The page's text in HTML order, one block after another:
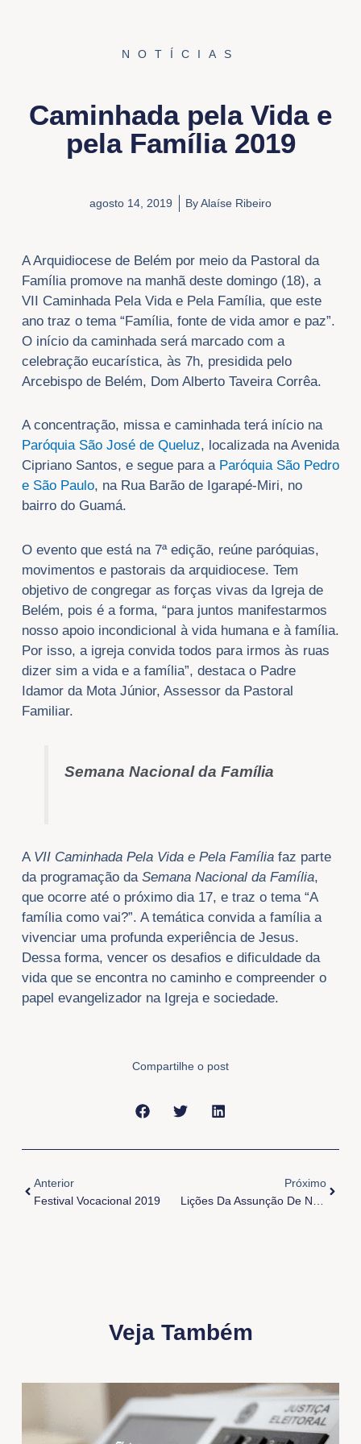
NOTÍCIAS
Caminhada pela Vida e
pela Família 2019
agosto 14, 2019 ByAlaíse Ribeiro
A Arquidiocese de Belém por meio da Pastoral da
Família promove na manhã deste domingo (18), a
VII Caminhada Pela Vida e Pela Família, que este
ano traz o tema “Família, fonte de vida amor e paz”.
O início da caminhada será marcado com a
celebração eucarística, às 7h, presidida pelo
Arcebispo de Belém, Dom Alberto Taveira Corrêa.
A concentração, missa e caminhada terá início na
Paróquia São José de Queluz, localizada na Avenida
Cipriano Santos, e segue para a Paróquia São Pedro
e São Paulo, na Rua Barão de Igarapé-Miri, no
bairro do Guamá.
O evento que está na 7ª edição, reúne paróquias,
movimentos e pastorais da arquidiocese. Tem
objetivo de congregar as forças vivas da Igreja de
Belém, pois é a forma, “para juntos manifestarmos
nosso apoio incondicional à vida humana e à família.
Por isso, a igreja convida todos para irmos às ruas
dizer sim a vida e a família”, destaca o Padre
Idamor da Mota Júnior, Assessor da Pastoral
Familiar.
Semana Nacional da Família
A VII Caminhada Pela Vida e Pela Famíliafaz parte
da programação da Semana Nacional da Família,
que ocorre até o próximo dia 17, e traz o tema “A
família como vai?”. A temática convida a família a
vivenciar uma profunda experiência de Jesus.
Dessa forma, vencer os desafios e dificuldade da
vida que se encontra no caminho e compreender o
papel evangelizador na Igreja e sociedade.
Compartilhe o post
Anterior
Festival Vocacional 2019
Próximo
Veja Também